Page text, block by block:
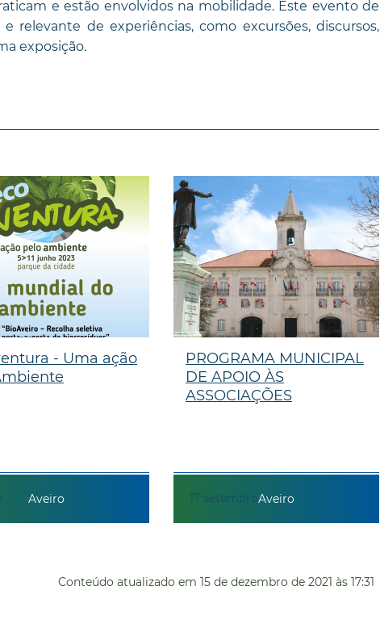
e estão envolvidos na mobilidade. Este evento de
relevante de experiências, como excursões, discursos,
exposição.
- Uma ação
Aveiro 17 setembro
PROGRAMA MUNICIPAL
DE APOIO ÀS
ASSOCIAÇÕES
Aveiro
Conteúdo atualizado em 15 de dezembro de 2021 às 17:31